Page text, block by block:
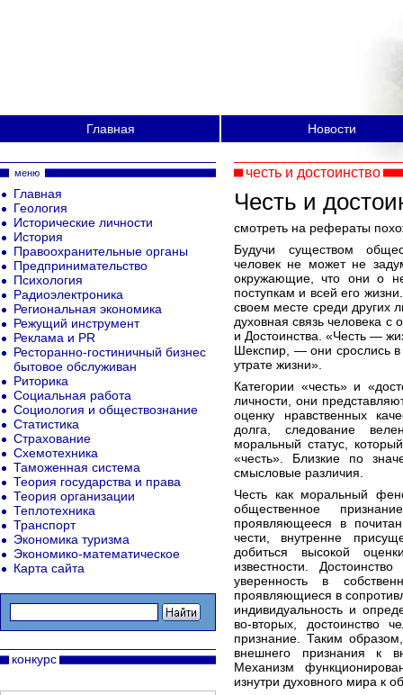
Главная Новости
честь и достоинство
Честь и
смотреть на рефераты
Будучи существом
человек не может не
окружающие, что они о
поступкам и всей его
своем месте среди других
духовная связь человека
и Достоинства. «Честь —
Шекспир, — они срослись
утрате жизни».
Категории «честь» и
личности, они
оценку нравственных
долга, следование
моральный статус,
«честь». Близкие по
смысловые различия.
Честь как моральный
общественное
проявляющееся в
чести, внутренне
добиться высокой
известности.
уверенность в
проявляющиеся в
индивидуальность и
во-вторых, достоинство
признание. Таким
внешнего признания к
Механизм
изнутри духовного мира к
меню
Главная
Геология
Исторические личности
История
Правоохранительные органы
Предпринимательство
Психология
Радиоэлектроника
Региональная экономика
Режущий инструмент
Реклама и PR
Ресторанно-гостиничный бизнес
бытовое обслуживан
Риторика
Социальная работа
Социология и обществознание
Статистика
Страхование
Схемотехника
Таможенная система
Теория государства и права
Теория организации
Теплотехника
Транспорт
Экономика туризма
Экономико-математическое
Карта сайта
конкурс